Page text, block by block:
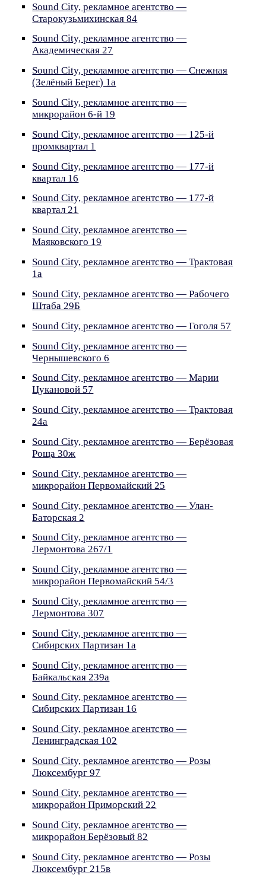
Sound City, рекламное агентство —
Старокузьмихинская 84
Sound City, рекламное агентство —
Академическая 27
Sound City, рекламное агентство — Снежная
(Зелёный Берег) 1а
Sound City, рекламное агентство —
микрорайон 6-й 19
Sound City, рекламное агентство — 125-й
промквартал 1
Sound City, рекламное агентство — 177-й
квартал 16
Sound City, рекламное агентство — 177-й
квартал 21
Sound City, рекламное агентство —
Маяковского 19
Sound City, рекламное агентство — Трактовая
1а
Sound City, рекламное агентство — Рабочего
Штаба 29Б
Sound City, рекламное агентство — Гоголя 57
Sound City, рекламное агентство —
Чернышевского 6
Sound City, рекламное агентство — Марии
Цукановой 57
Sound City, рекламное агентство — Трактовая
24а
Sound City, рекламное агентство — Берёзовая
Роща 30ж
Sound City, рекламное агентство —
микрорайон Первомайский 25
Sound City, рекламное агентство — Улан-
Баторская 2
Sound City, рекламное агентство —
Лермонтова 267/1
Sound City, рекламное агентство —
микрорайон Первомайский 54/3
Sound City, рекламное агентство —
Лермонтова 307
Sound City, рекламное агентство —
Сибирских Партизан 1а
Sound City, рекламное агентство —
Байкальская 239а
Sound City, рекламное агентство —
Сибирских Партизан 16
Sound City, рекламное агентство —
Ленинградская 102
Sound City, рекламное агентство — Розы
Люксембург 97
Sound City, рекламное агентство —
микрорайон Приморский 22
Sound City, рекламное агентство —
микрорайон Берёзовый 82
Sound City, рекламное агентство — Розы
Люксембург 215в